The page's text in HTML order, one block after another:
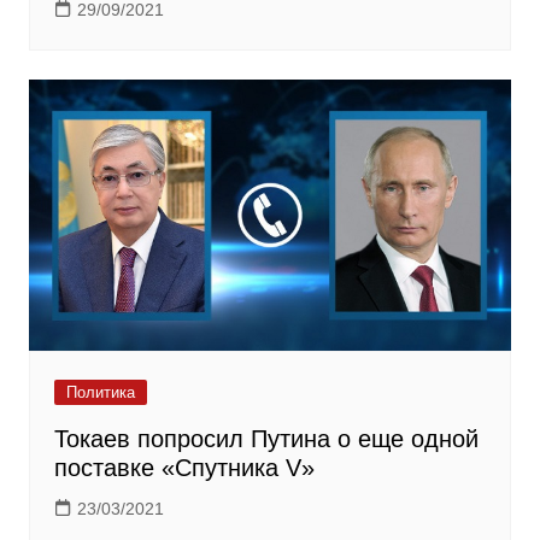
29/09/2021
Политика
Токаев попросил Путина о еще одной
поставке «Спутника V»
23/03/2021